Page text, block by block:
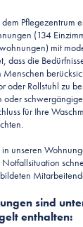
Pflegezentrum
(134
mit
dass die
oder Rollstuhl zu
oder
für Ihre
unseren
sind
enthalten: